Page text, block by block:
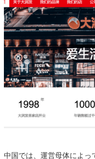
中国では、運営母体によっ